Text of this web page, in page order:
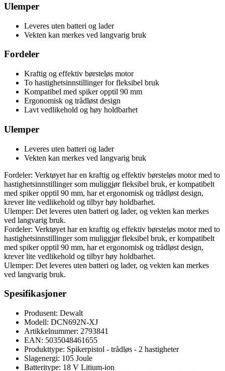
Ulemper
Leveres uten batteri og lader
Vekten kan merkes ved langvarig bruk
Fordeler
Kraftig og effektiv børsteløs motor
To hastighetsinnstillinger for fleksibel bruk
Kompatibel med spiker opptil 90 mm
Ergonomisk og trådløst design
Lavt vedlikehold og høy holdbarhet
Ulemper
Leveres uten batteri og lader
Vekten kan merkes ved langvarig bruk
Fordeler: Verktøyet har en kraftig og effektiv børsteløs motor med to
hastighetsinnstillinger som muliggjør fleksibel bruk, er kompatibelt
med spiker opptil 90 mm, har et ergonomisk og trådløst design,
krever lite vedlikehold og tilbyr høy holdbarhet.
Ulemper: Det leveres uten batteri og lader, og vekten kan merkes
ved langvarig bruk.
Fordeler: Verktøyet har en kraftig og effektiv børsteløs motor med to
hastighetsinnstillinger som muliggjør fleksibel bruk, er kompatibelt
med spiker opptil 90 mm, har et ergonomisk og trådløst design,
krever lite vedlikehold og tilbyr høy holdbarhet.
Ulemper: Det leveres uten batteri og lader, og vekten kan merkes
ved langvarig bruk.
Spesifikasjoner
Produsent: Dewalt
Modell: DCN692N-XJ
Artikkelnummer: 2793841
EAN: 5035048461655
Produkttype: Spikerpistol - trådløs - 2 hastigheter
Slagenergi: 105 Joule
Batteritype: 18 V Litium-ion